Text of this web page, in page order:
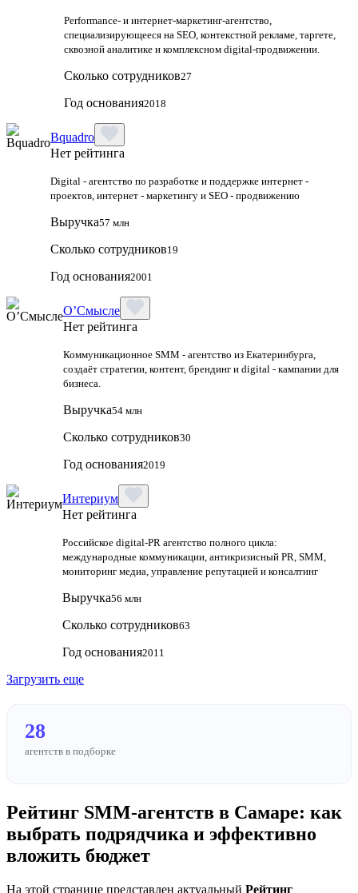
Performance‑ и интернет‑маркетинг‑агентство,
специализирующееся на SEO, контекстной рекламе, таргете,
сквозной аналитике и комплексном digital‑продвижении.
Сколько сотрудников27
Год основания2018
Bquadro
Нет рейтинга
Digital - агентство по разработке и поддержке интернет -
проектов, интернет - маркетингу и SEO - продвижению
Выручка57 млн
Сколько сотрудников19
Год основания2001
О’Смысле
Нет рейтинга
Коммуникационное SMM - агентство из Екатеринбурга,
создаёт стратегии, контент, брендинг и digital - кампании для
бизнеса.
Выручка54 млн
Сколько сотрудников30
Год основания2019
Интериум
Нет рейтинга
Российское digital-PR агентство полного цикла:
международные коммуникации, антикризисный PR, SMM,
мониторинг медиа, управление репутацией и консалтинг
Выручка56 млн
Сколько сотрудников63
Год основания2011
Загрузить еще
28
агентств в подборке
Рейтинг SMM‑агентств в Самаре: как
выбрать подрядчика и эффективно
вложить бюджет
На этой странице представлен актуальный Рейтинг